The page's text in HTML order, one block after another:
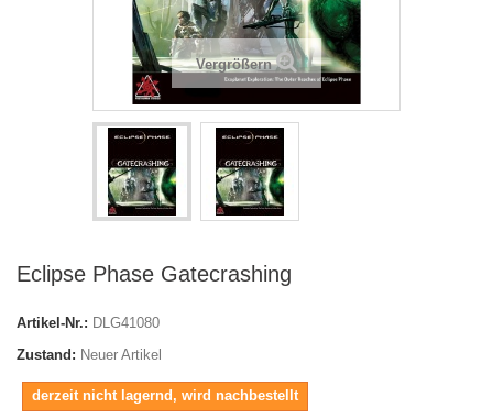
Vergrößern
Eclipse Phase Gatecrashing
Artikel-Nr.: DLG41080
Zustand: Neuer Artikel
derzeit nicht lagernd, wird nachbestellt